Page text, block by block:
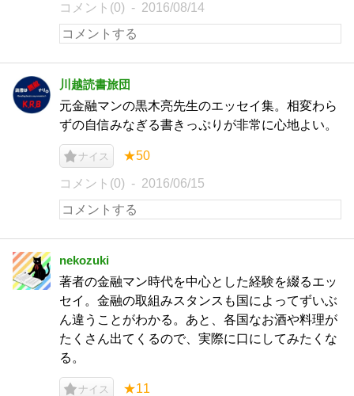
コメント(0) 2016/08/14
川越読書旅団
元金融マンの黒木亮先生のエッセイ集。相変わら
ずの自信みなぎる書きっぷりが非常に心地よい。
ナイス ★50
コメント(0) 2016/06/15
nekozuki
著者の金融マン時代を中心とした経験を綴るエッ
セイ。金融の取組みスタンスも国によってずいぶ
ん違うことがわかる。あと、各国なお酒や料理が
たくさん出てくるので、実際に口にしてみたくな
る。
ナイス ★11